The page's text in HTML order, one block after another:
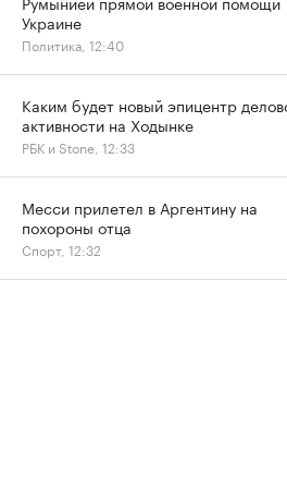
Украине
Политика, 12:40
Каким будет новый эпицентр
активности на Ходынке
РБК и Stone, 12:33
Месси прилетел в Аргентину на
похороны отца
Спорт, 12:32